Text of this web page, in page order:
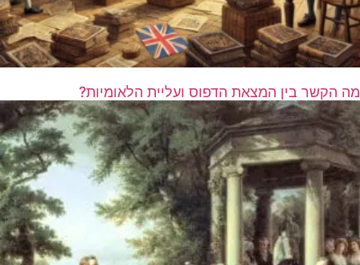
מה הקשר בין המצאת הדפוס ועליית הלאומיות?